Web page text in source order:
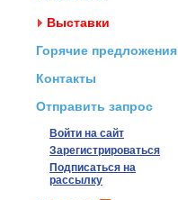
Выставки
Горячие предложения
Контакты
Отправить запрос
Войти на сайт
Зарегистрироваться
Подписаться на
рассылку